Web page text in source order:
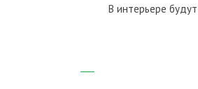
В интерьере